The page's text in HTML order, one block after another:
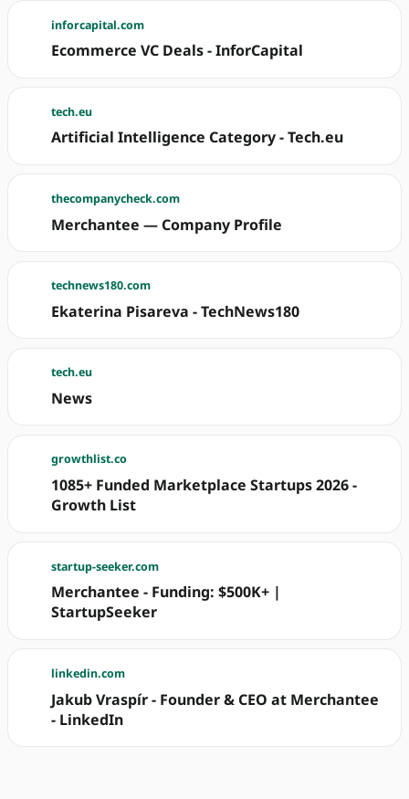
inforcapital.com
Ecommerce VC Deals - InforCapital
tech.eu
Artificial Intelligence Category - Tech.eu
thecompanycheck.com
Merchantee — Company Profile
technews180.com
Ekaterina Pisareva - TechNews180
tech.eu
News
growthlist.co
1085+ Funded Marketplace Startups 2026 -
Growth List
startup-seeker.com
Merchantee - Funding: $500K+ |
StartupSeeker
linkedin.com
Jakub Vraspír - Founder & CEO at Merchantee
- LinkedIn